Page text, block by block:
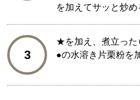
を加えてサッと炒め
3
★を加え、煮立った
●の水溶き片栗粉を